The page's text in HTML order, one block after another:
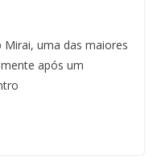
uma das maiores
após um